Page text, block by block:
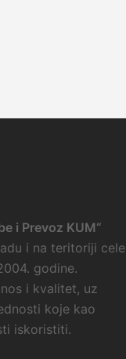
i Prevoz KUM“
i na teritoriji cele
godine.
i kvalitet, uz
koje kao
iskoristiti.